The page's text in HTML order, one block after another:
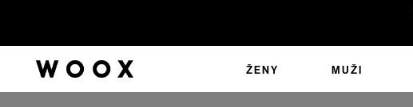
ŽENY MUŽI